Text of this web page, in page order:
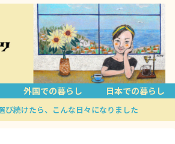
外国での暮らし 日本での暮らし
び続けたら、こんな日々になりました